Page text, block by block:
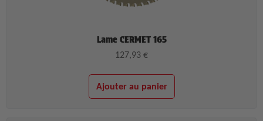
Lame CERMET 165
127,93 €
Ajouter au panier